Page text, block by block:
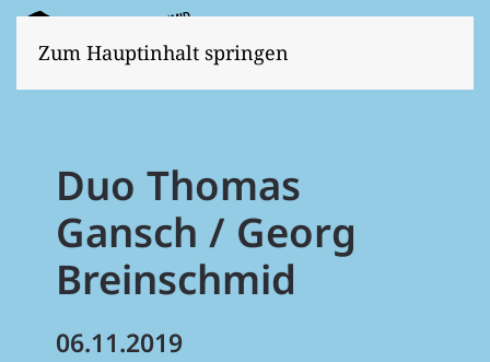
Zum Hauptinhalt springen
Duo Thomas
Gansch / Georg
Breinschmid
06.11.2019